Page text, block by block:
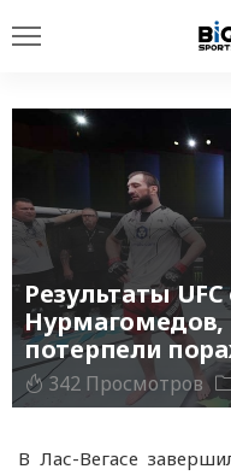
Результаты UFC
Нурмагомедов,
потерпели
342 Просмотров
В Лас-Вегасе